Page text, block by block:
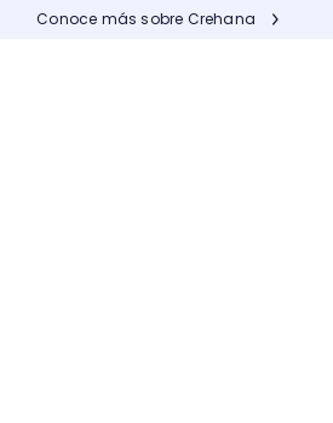
Conoce más sobre Crehana